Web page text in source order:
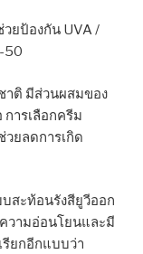
ยป้องกัน UVA /
50
าติ มีส่วนผสมของ
การเลือกครีม
ยลดการเกิด
สะท้อนรังสียูวีออก
วามอ่อนโยนและมี
ยกอีกแบบว่า